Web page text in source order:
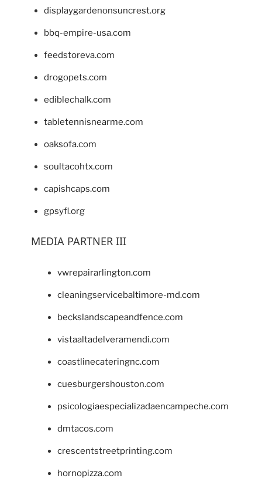
displaygardenonsuncrest.org
bbq-empire-usa.com
feedstoreva.com
drogopets.com
ediblechalk.com
tabletennisnearme.com
oaksofa.com
soultacohtx.com
capishcaps.com
gpsyfl.org
MEDIA PARTNER III
vwrepairarlington.com
cleaningservicebaltimore-md.com
beckslandscapeandfence.com
vistaaltadelveramendi.com
coastlinecateringnc.com
cuesburgershouston.com
psicologiaespecializadaencampeche.com
dmtacos.com
crescentstreetprinting.com
hornopizza.com